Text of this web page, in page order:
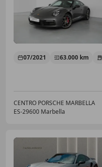
07/2021 63.000 km
CENTRO PORSCHE MARBELLA
ES-29600 Marbella